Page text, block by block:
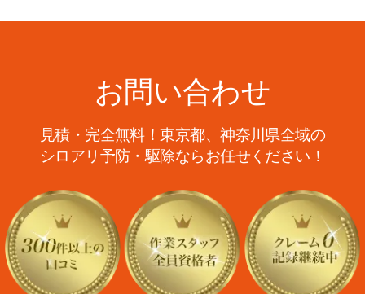
お問い合わせ
見積・完全無料！東京都、神奈川県全域の
シロアリ予防・駆除ならお任せください！